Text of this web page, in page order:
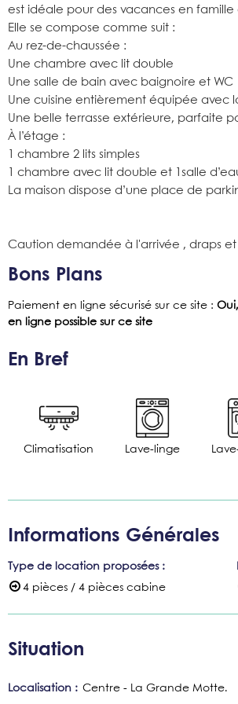
est idéale pour des vacances en
Elle se compose comme suit :
Au rez-de-chaussée :
Une chambre avec lit double
Une salle de bain avec baignoire et WC
Une cuisine entièrement équipée avec
Une belle terrasse extérieure, parfaite
À l’étage :
1 chambre 2 lits simples
1 chambre avec lit double et 1salle
La maison dispose d’une place de
Caution demandée à l'arrivée , draps et
Bons Plans
Paiement en ligne sécurisé sur ce site :
en ligne possible sur ce site
En Bref
Climatisation Lave-linge
Informations Générales
Type de location proposées :
4 pièces / 4 pièces cabine
Situation
Localisation : Centre - La Grande Motte